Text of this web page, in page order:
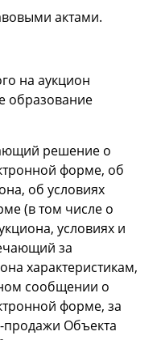
актами.
на аукцион
образование
решение о
форме, об
об условиях
(в том числе о
условиях и
за
характеристикам,
сообщении о
форме, за
продажи Объекта